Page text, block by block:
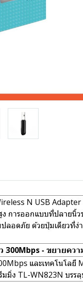
N USB
ง การออกแบบที่ปลาย
ลอดภัย ด้วยปุ่มเดียวที่
300Mbps - ขยายคว
และเทคโนโลยี
มิ่ง TL-WN823N บร